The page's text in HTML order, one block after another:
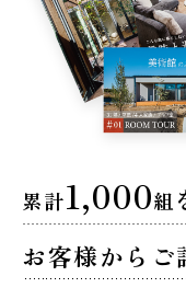
累計1,000組
お客様からご